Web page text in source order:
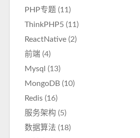
PHP专题 (11)
ThinkPHP5 (11)
ReactNative (2)
前端 (4)
Mysql (13)
MongoDB (10)
Redis (16)
服务架构 (5)
数据算法 (18)